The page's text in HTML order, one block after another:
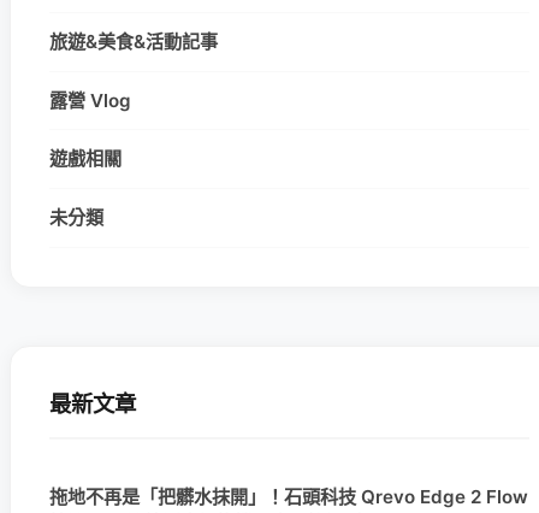
旅遊&美食&活動記事
露營 Vlog
遊戲相關
未分類
最新文章
拖地不再是「把髒水抹開」！石頭科技 Qrevo Edge 2 Flow